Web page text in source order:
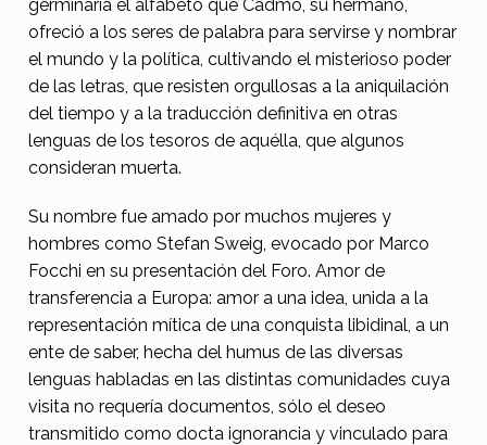
p
a
germinaría el alfabeto que Cadmo, su hermano,
ofreció a los seres de palabra para servirse y nombrar
el mundo y la política, cultivando el misterioso poder
de las letras, que resisten orgullosas a la aniquilación
del tiempo y a la traducción definitiva en otras
lenguas de los tesoros de aquélla, que algunos
consideran muerta.
Su nombre fue amado por muchos mujeres y
hombres como Stefan Sweig, evocado por Marco
Focchi en su presentación del Foro. Amor de
transferencia a Europa: amor a una idea, unida a la
representación mítica de una conquista libidinal, a un
ente de saber, hecha del humus de las diversas
lenguas habladas en las distintas comunidades cuya
visita no requería documentos, sólo el deseo
transmitido como docta ignorancia y vinculado para